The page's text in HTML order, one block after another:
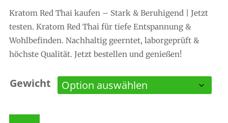
Kundenbew
ertung
Kratom Red Thai kaufen – Stark & Beruhigend | Jetzt
testen. Kratom Red Thai für tiefe Entspannung &
Wohlbefinden. Nachhaltig geerntet, laborgeprüft &
höchste Qualität. Jetzt bestellen und genießen!
Gewicht